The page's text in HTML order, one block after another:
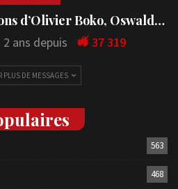
d’Olivier Boko, Oswald…
2 ans depuis 37 319
PLUS DE MESSAGES
563
468